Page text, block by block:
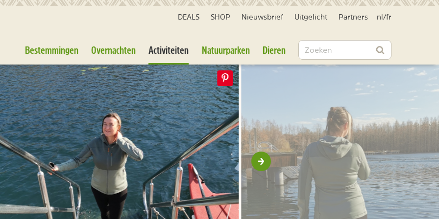
DEALS SHOP Nieuwsbrief Uitgelicht Partners nl /fr
Bestemmingen Overnachten Activiteiten Natuurparken Dieren Zoeken
Zoeken
Volgende